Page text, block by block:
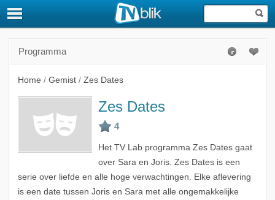
Programma
Home / Gemist / Zes Dates
Zes Dates
Het TV Lab programma Zes Dates gaat
over Sara en Joris. Zes Dates is een
serie over liefde en alle hoge verwachtingen. Elke aflevering
is een date tussen Joris en Sara met alle ongemakkelijke